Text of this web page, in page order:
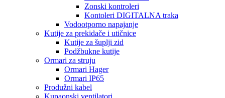
Zonski kontroleri
Kontoleri DIGITALNA traka
Vodootporno napajanje
Kutije za prekidače i utičnice
Kutije za šuplji zid
Podžbukne kutije
Ormari za struju
Ormari Hager
Ormari IP65
Produžni kabel
Kupaonski ventilatori